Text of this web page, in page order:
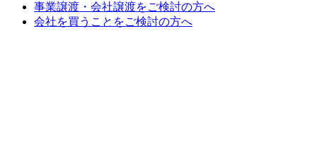
事業譲渡・会社譲渡をご検討の方へ
会社を買うことをご検討の方へ